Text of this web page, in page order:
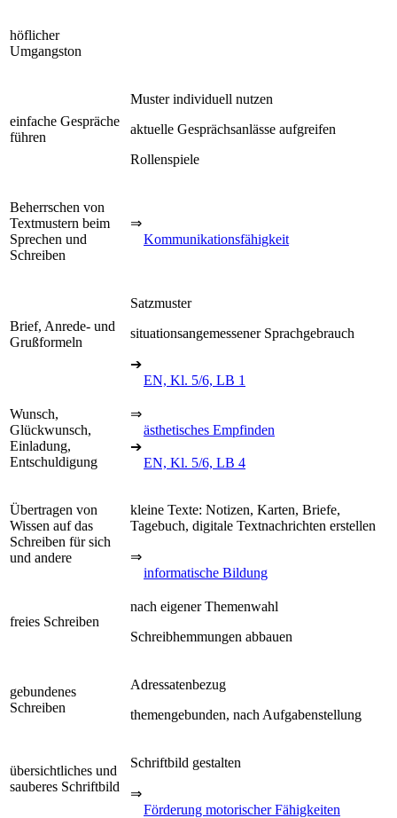
höflicher
Umgangston
einfache Gespräche
führen
Muster individuell nutzen
aktuelle Gesprächsanlässe aufgreifen
Rollenspiele
Beherrschen von
Textmustern beim
Sprechen und
Schreiben
⇒
Kommunikationsfähigkeit
Brief, Anrede- und
Grußformeln
Satzmuster
situationsangemessener Sprachgebrauch
➔
EN, Kl. 5/6, LB 1
Wunsch,
Glückwunsch,
Einladung,
Entschuldigung
⇒
ästhetisches Empfinden
➔
EN, Kl. 5/6, LB 4
Übertragen von
Wissen auf das
Schreiben für sich
und andere
kleine Texte: Notizen, Karten, Briefe,
Tagebuch, digitale Textnachrichten erstellen
⇒
informatische Bildung
freies Schreiben
nach eigener Themenwahl
Schreibhemmungen abbauen
gebundenes
Schreiben
Adressatenbezug
themengebunden, nach Aufgabenstellung
übersichtliches und
sauberes Schriftbild
Schriftbild gestalten
⇒
Förderung motorischer Fähigkeiten